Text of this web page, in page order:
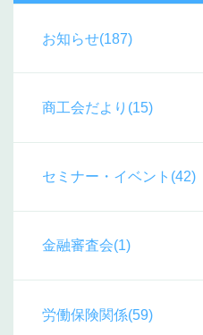
お知らせ(187)
商工会だより(15)
セミナー・イベント(42)
金融審査会(1)
労働保険関係(59)